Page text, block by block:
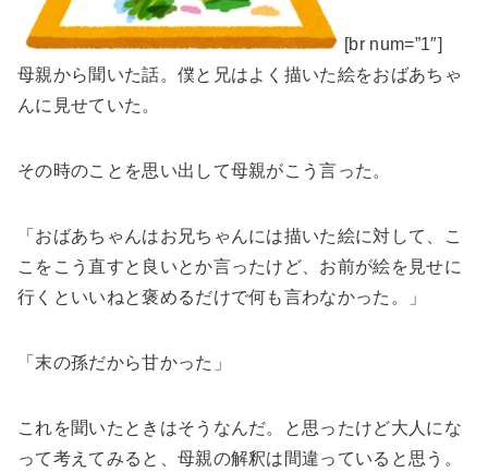
[br num=”1″]
母親から聞いた話。僕と兄はよく描いた絵をおばあちゃ
んに見せていた。
その時のことを思い出して母親がこう言った。
「おばあちゃんはお兄ちゃんには描いた絵に対して、こ
こをこう直すと良いとか言ったけど、お前が絵を見せに
行くといいねと褒めるだけで何も言わなかった。」
「末の孫だから甘かった」
これを聞いたときはそうなんだ。と思ったけど大人にな
って考えてみると、母親の解釈は間違っていると思う。